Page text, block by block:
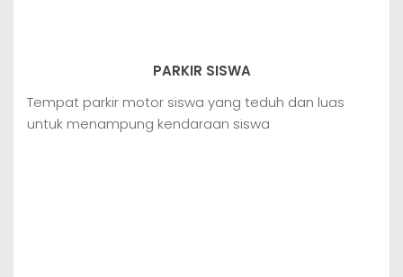
PARKIR SISWA
Tempat parkir motor siswa yang teduh dan luas
untuk menampung kendaraan siswa